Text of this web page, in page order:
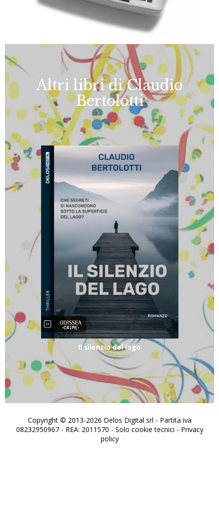
Altri libri di Claudio
Bertolotti
Il silenzio del lago
Copyright © 2013-2026 Delos Digital srl - Partita iva
08232950967 - REA: 2011570 - Solo cookie tecnici - Privacy
policy